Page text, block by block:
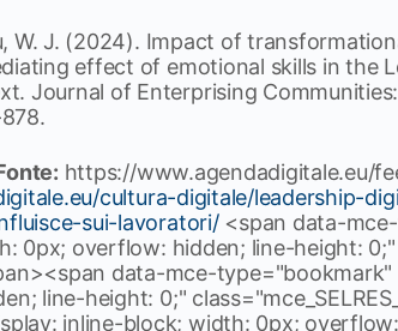
W. J. (2024). Impact of
effect of emotional skills in the
Journal of Enterprising Communities:
https://www.agendadigitale.eu/
cultura-digitale/leadership-
sui-lavoratori/<span data-
0px; overflow: hidden; line-height: 0;"
data-mce-
line-height: 0;"
inline-block; width: 0px;